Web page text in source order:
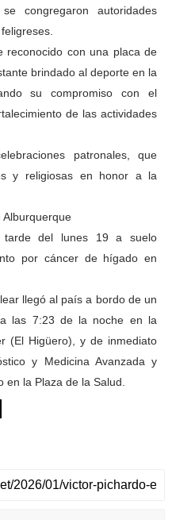
congregaron autoridades
reconocido con una placa de
brindado al deporte en la
su compromiso con el
de las actividades
patronales, que
y religiosas en honor a la
Alburquerque
tarde del lunes 19 a suelo
por cáncer de hígado en
llegó al país a bordo de un
las 7:23 de la noche en la
(El Higüero), y de inmediato
y Medicina Avanzada y
en la Plaza de la Salud.